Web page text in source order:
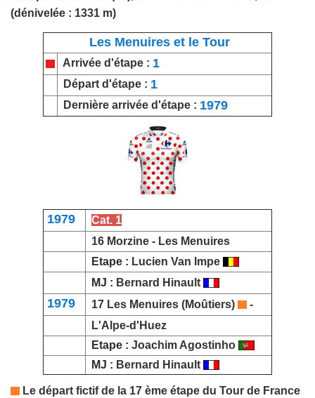
(dénivelée : 1331 m)
Les Menuires et le Tour
Arrivée d'étape : 1
Départ d'étape : 1
Dernière arrivée d'étape : 1979
1979
Cat. 1
16 Morzine - Les Menuires
Etape : Lucien Van Impe
MJ : Bernard Hinault
1979 17 Les Menuires (Moûtiers)
-
L'Alpe-d'Huez
Etape : Joachim Agostinho
MJ : Bernard Hinault
Le départ fictif de la 17 ème étape du Tour de France